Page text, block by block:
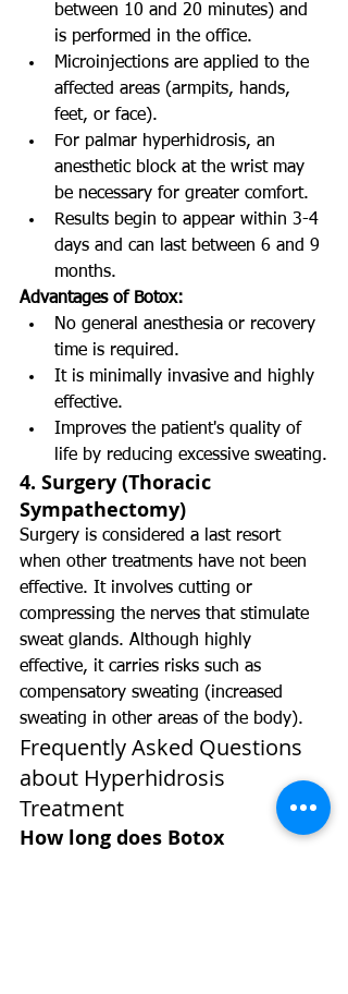
between 10 and 20 minutes) and
is performed in the office.
Microinjections are applied to the
affected areas (armpits, hands,
feet, or face).
For palmar hyperhidrosis, an
anesthetic block at the wrist may
be necessary for greater comfort.
Results begin to appear within 3-4
days and can last between 6 and 9
months.
Advantages of Botox:
No general anesthesia or recovery
time is required.
It is minimally invasive and highly
effective.
Improves the patient's quality of
life by reducing excessive sweating.
4. Surgery (Thoracic
Sympathectomy)
Surgery is considered a last resort
when other treatments have not been
effective. It involves cutting or
compressing the nerves that stimulate
sweat glands. Although highly
effective, it carries risks such as
compensatory sweating (increased
sweating in other areas of the body).
Frequently Asked Questions
about Hyperhidrosis
Treatment
How long does Botox